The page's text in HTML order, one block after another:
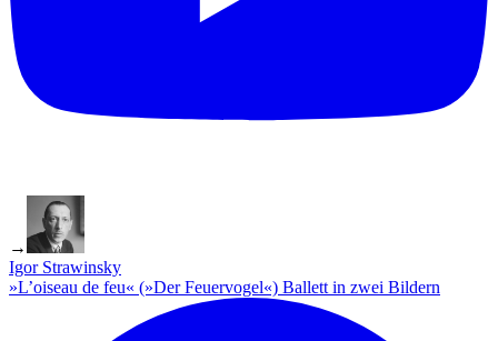
→
Igor Strawinsky
»L’oiseau de feu« (»Der Feuervogel«) Ballett in zwei Bildern